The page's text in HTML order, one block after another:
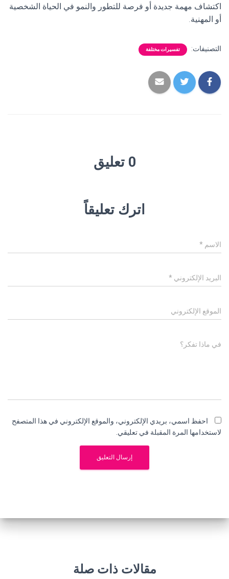
اكتشاف مهمة جديدة أو فرصة للتطور والنمو في الحياة الشخصية
أو المهنية.
التصنيفات: تفسيرات مختلفة
0 تعليق
اترك تعليقاً
الاسم *
البريد الإلكتروني *
الموقع الإلكتروني
في ماذا تفكر؟
احفظ اسمي، بريدي الإلكتروني، والموقع الإلكتروني في هذا المتصفح
لاستخدامها المرة المقبلة في تعليقي.
مقالات ذات صلة